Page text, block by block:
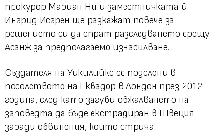
прокурор Мариан Ни и заместничката й
Ингрид Исгрен ще разкажат повече за
решението си да спрат разследването срещу
Асанж за предполагаемо изнасилване.
Създателя на Уикилийкс се подслони в
посолството на Еквадор в Лондон през 2012
година, след като загуби обжалването на
заповедта да бъде екстрадиран в Швеция
заради обвинения, които отрича.